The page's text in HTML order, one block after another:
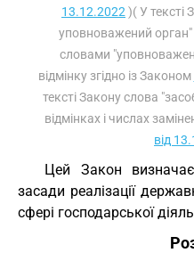
13.12.2022 )( У тексті
уповноважений орган"
словами
відмінку згідно із Законом
тексті Закону слова
відмінках і числах
від
Цей Закон визначає
засади реалізації
сфері господарської